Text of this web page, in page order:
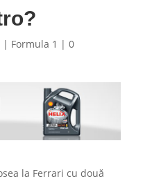
| Formula 1 | 0
la Ferrari cu două